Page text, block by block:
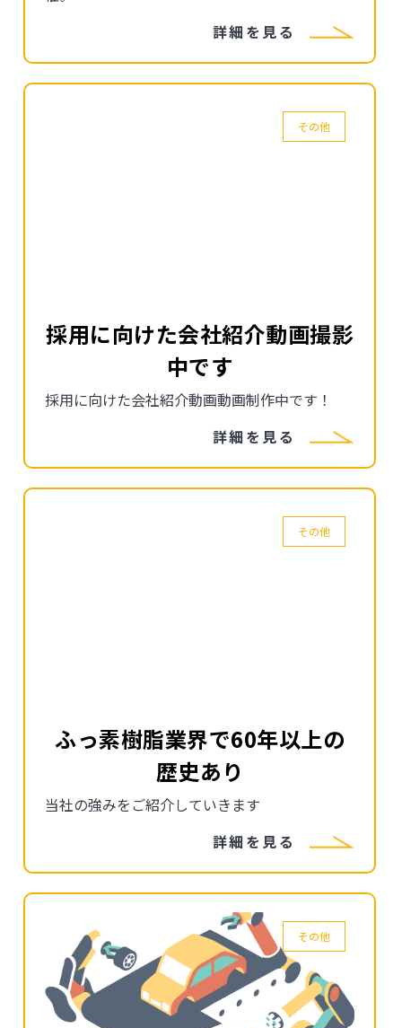
詳細を見る
その他
採用に向けた会社紹介動画撮影
中です
採用に向けた会社紹介動画動画制作中です！
詳細を見る
その他
ふっ素樹脂業界で60年以上の
歴史あり
当社の強みをご紹介していきます
詳細を見る
その他